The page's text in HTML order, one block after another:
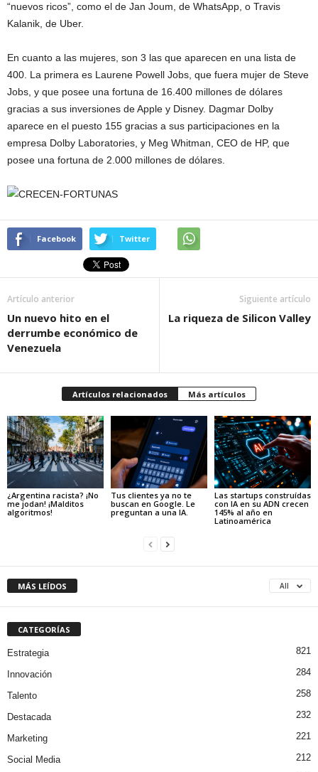
“nuevos ricos”, como el de Jan Joum, de WhatsApp, o Travis
Kalanik, de Uber.
En cuanto a las mujeres, son 3 las que aparecen en una lista de
400. La primera es Laurene Powell Jobs, que fuera mujer de Steve
Jobs, y que posee una fortuna de 16.400 millones de dólares
gracias a sus inversiones de Apple y Disney. Dagmar Dolby
aparece en el puesto 155 gracias a sus participaciones en la
empresa Dolby Laboratories, y Meg Whitman, CEO de HP, que
posee una fortuna de 2.000 millones de dólares.
Facebook Twitter
Artículo anterior
Un nuevo hito en el
derrumbe económico de
Venezuela
Siguiente artículo
La riqueza de Silicon Valley
Artículos relacionados Más artículos
¿Argentina racista? ¡No
me jodan! ¡Malditos
algoritmos!
Tus clientes ya no te
buscan en Google. Le
preguntan a una IA.
Las startups construídas
con IA en su ADN crecen
145% al año en
Latinoamérica
MÁS LEÍDOS All
CATEGORÍAS
Estrategia 821
Innovación 284
Talento 258
Destacada 232
Marketing 221
Social Media 212